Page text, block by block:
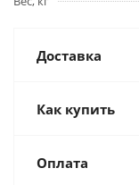
Доставка
Как купить
Оплата